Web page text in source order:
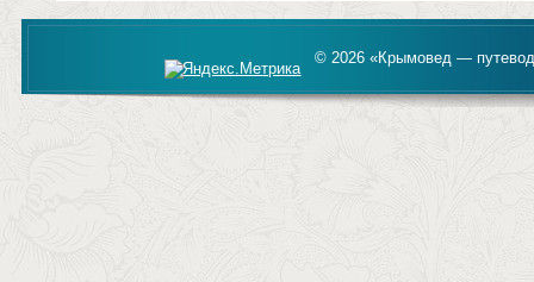
© 2026 «Крымовед —